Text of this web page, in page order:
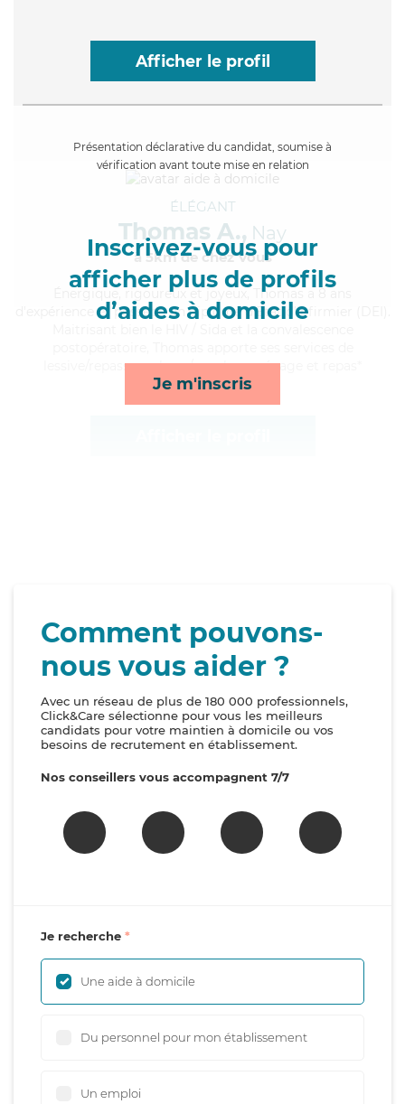
Afficher le profil
Présentation déclarative du candidat, soumise à
vérification avant toute mise en relation
Inscrivez-vous pour
afficher plus de profils
d’aides à domicile
Je m'inscris
ÉLÉGANT
Thomas A., Nay
à 5km de chez Vous
, rigoureux et joyeux, Thomas a 8 ans
d'expérience et possède un diplôme d'Etat d'infirmier (DEI).
lessive/repassage, lever/coucher, ménage et repas*
Comment pouvons-
nous vous aider ?
Avec un réseau de plus de 180 000 professionnels,
Click&Care sélectionne pour vous les meilleurs
candidats pour votre maintien à domicile ou vos
besoins de recrutement en établissement.
Nos conseillers vous accompagnent 7/7
Je recherche
Une aide à domicile
Du personnel pour mon établissement
Un emploi